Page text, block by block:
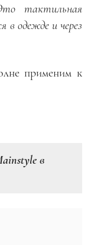
тактильная
в одежде и через
применим к
в